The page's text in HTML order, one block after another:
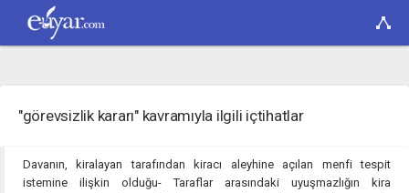
"görevsizlik kararı" kavramıyla ilgili içtihatlar
Davanın, kiralayan tarafından kiracı aleyhine açılan menfi tespit
istemine ilişkin olduğu- Taraflar arasındaki uyuşmazlığın kira